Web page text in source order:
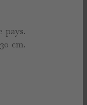
pays.
cm.